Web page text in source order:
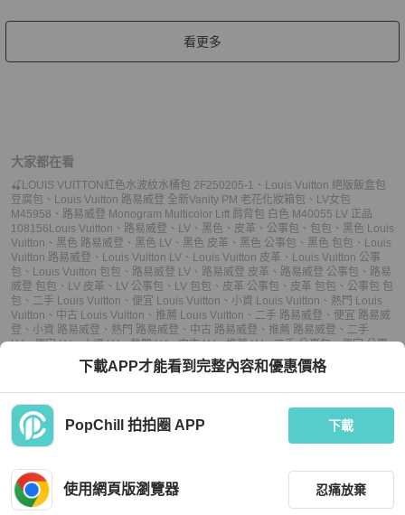
看更多
大家都在看
🍒LOUIS VUITTON紅色水波紋水桶包 2F250205-1 、 Louis Vuitton 絕版飯盒包
豆腐包 、 Louis Vuitton 路易威登 全新Vanity PM 老花化妝箱包 、 LV女包
M45958 、 路易威登 Monogram Multicolor Lift 肩背包 白色 M40055 LV 正品
108156Louis Vuitton 、 路易威登 、 LV 、 黑色 、 皮革 、 公事包 、 包包 、 黑色 Louis
Vuitton 、 黑色 路易威登 、 黑色 LV 、 黑色 皮革 、 黑色 公事包 、 黑色 包包 、 Louis
Vuitton 路易威登 、 Louis Vuitton LV 、 Louis Vuitton 皮革 、 Louis Vuitton 公事
包 、 Louis Vuitton 包包 、 路易威登 LV 、 路易威登 皮革 、 路易威登 公事包 、 路易
威登 包包 、 LV 皮革 、 LV 公事包 、 LV 包包 、 皮革 公事包 、 皮革 包包 、 公事包 包
包 、 二手 Louis Vuitton 、 便宜 Louis Vuitton 、 小資 Louis Vuitton 、 熱門 Louis
Vuitton 、 中古 Louis Vuitton 、 推薦 Louis Vuitton 、 二手 路易威登 、 便宜 路易威
登 、 小資 路易威登 、 熱門 路易威登 、 中古 路易威登 、 推薦 路易威登 、 二手
LV、便宜 LV、小資 LV、熱門 LV、中古 LV、推薦 LV、二手 公事包、便宜 公事
小資 公事包、熱門 公事包、中古 公事包 、 推薦 公事包、二手 包包
小資 包包 、熱門 包包、中古 包包、推薦 包包
下載APP才能看到完整內容和優惠價格
PopChill 拍拍圈 APP 下載
使用網頁版瀏覽器 忍痛放棄